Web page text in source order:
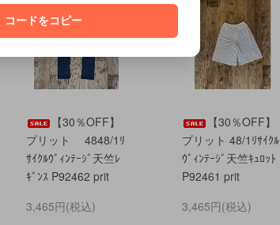
【30％OFF】
プリット 4848/1ﾘ
ｻｲｸﾙｳﾞｨﾝﾃｰｼﾞ天竺ﾚ
ｷﾞﾝｽ P92462 prit
3,465円(税込)
【30％OFF】
プリット 48/1ﾘｻｲｸﾙ
ｳﾞｨﾝﾃｰｼﾞ天竺ｷｭﾛｯﾄ
P92461 prit
3,465円(税込)
コードをコピー